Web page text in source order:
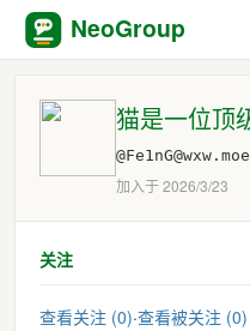
NeoGroup
猫是一位顶
加入于 2026/3/23
关注
查看关注 (0)·查看被关注 (0)